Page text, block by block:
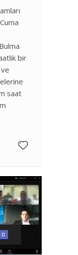
bir
saat